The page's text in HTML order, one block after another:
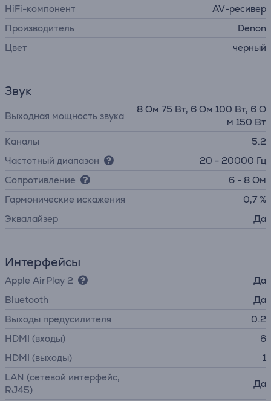
HiFi-компонент
AV-ресивер
Производитель
Denon
Цвет
черный
Звук
Выходная мощность звука
8 Ом 75 Вт, 6 Ом 100 Вт, 6 О
м 150 Вт
Каналы
5.2
Частотный диапазон
20 - 20000 Гц
Сопротивление
6 - 8 Ом
Гармонические искажения
0,7 %
Эквалайзер
Да
Интерфейсы
Apple AirPlay 2
Да
Bluetooth
Да
Выходы предусилителя
0.2
HDMI (входы)
6
HDMI (выходы)
1
LAN (сетевой интерфейс,
RJ45)
Да